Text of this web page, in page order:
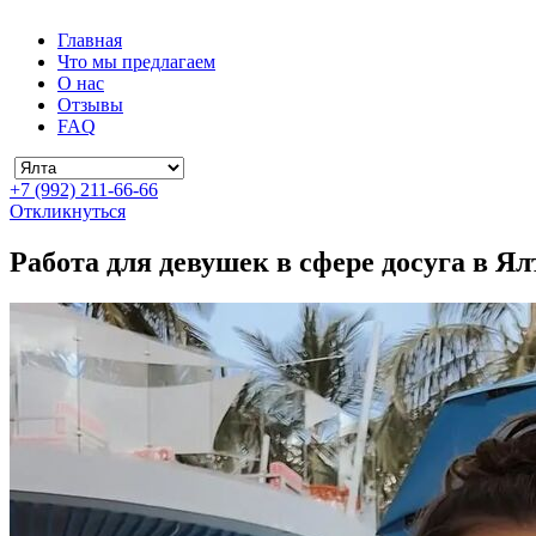
Главная
Что мы предлагаем
О нас
Отзывы
FAQ
+7 (992) 211-66-66
Откликнуться
Работа для девушек в сфере досуга в